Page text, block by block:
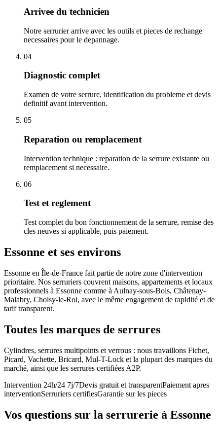
Arrivee du technicien
Notre serrurier arrive avec les outils et pieces de rechange
necessaires pour le depannage.
04
Diagnostic complet
Examen de votre serrure, identification du probleme et devis
definitif avant intervention.
05
Reparation ou remplacement
Intervention technique : reparation de la serrure existante ou
remplacement si necessaire.
06
Test et reglement
Test complet du bon fonctionnement de la serrure, remise des
cles neuves si applicable, puis paiement.
Essonne et ses environs
Essonne en Île-de-France fait partie de notre zone d'intervention
prioritaire. Nos serruriers couvrent maisons, appartements et locaux
professionnels à Essonne comme à Aulnay-sous-Bois, Châtenay-
Malabry, Choisy-le-Roi, avec le même engagement de rapidité et de
tarif transparent.
Toutes les marques de serrures
Cylindres, serrures multipoints et verrous : nous travaillons Fichet,
Picard, Vachette, Bricard, Mul-T-Lock et la plupart des marques du
marché, ainsi que les serrures certifiées A2P.
Intervention 24h/24 7j/7Devis gratuit et transparentPaiement apres
interventionSerruriers certifiesGarantie sur les pieces
Vos questions sur la serrurerie à Essonne